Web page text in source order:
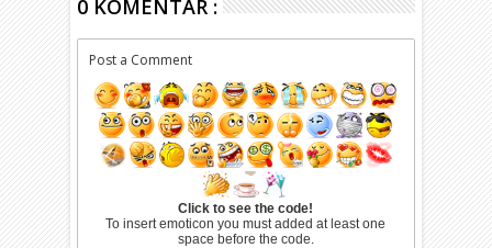
0 KOMENTAR :
Post a Comment
Click to see the code!
To insert emoticon you must added at least one
space before the code.